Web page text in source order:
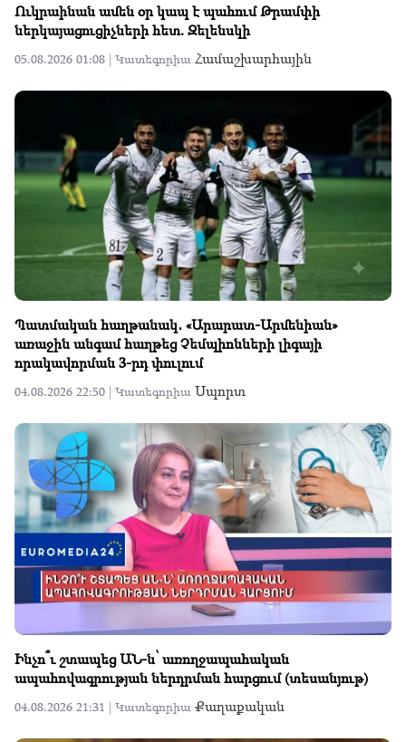
Ուկրաինան ամեն օր կապ է պահում Թրամփի
ներկայացուցիչների հետ. Զելենսկի
05.08.2026 01:08 | Կատեգորիա Համաշխարհային
Պատմական հաղթանակ․ «Արարատ-Արմենիան»
առաջին անգամ հաղթեց Չեմպիոնների լիգայի
որակավորման 3-րդ փուլում
04.08.2026 22:50 | Կատեգորիա Սպորտ
Ինչո՞ւ շտապեց ԱՆ-ն՝ առողջապահական
ապահովագրության ներդրման հարցում (տեսանյութ)
04.08.2026 21:31 | Կատեգորիա Քաղաքական